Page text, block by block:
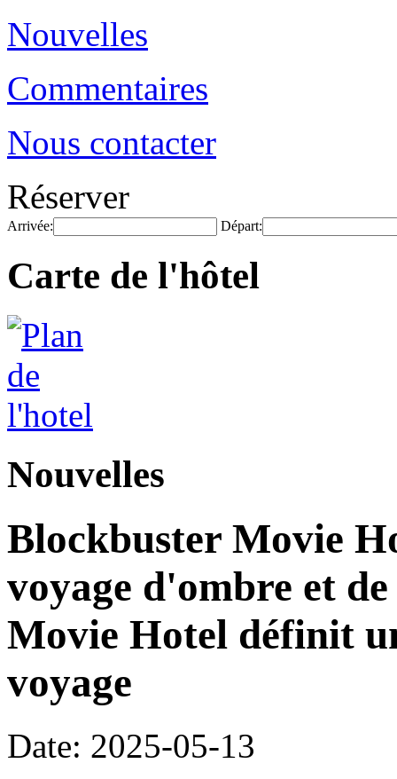
Nouvelles
Commentaires
Nous contacter
Réserver
Arrivée: Départ:
Carte de l'hôtel
Nouvelles
Blockbuster Movie
voyage d'ombre et
Movie Hotel définit
voyage
Date: 2025-05-13